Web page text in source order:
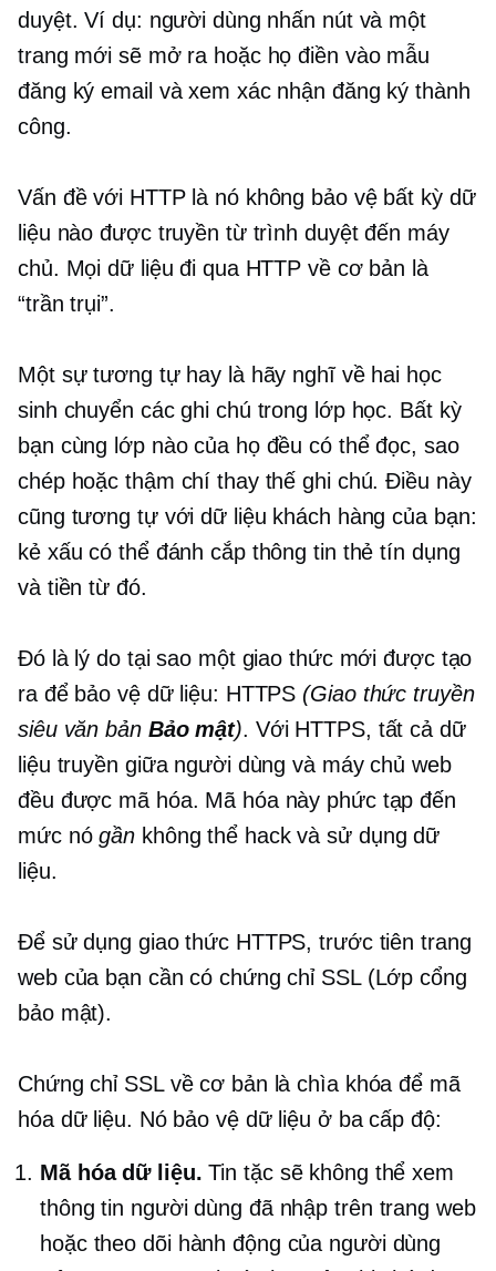
duyệt. Ví dụ: người dùng nhấn nút và một
trang mới sẽ mở ra hoặc họ điền vào mẫu
đăng ký email và xem xác nhận đăng ký thành
công.
Vấn đề với HTTP là nó không bảo vệ bất kỳ dữ
liệu nào được truyền từ trình duyệt đến máy
chủ. Mọi dữ liệu đi qua HTTP về cơ bản là
“trần trụi”.
Một sự tương tự hay là hãy nghĩ về hai học
sinh chuyển các ghi chú trong lớp học. Bất kỳ
bạn cùng lớp nào của họ đều có thể đọc, sao
chép hoặc thậm chí thay thế ghi chú. Điều này
cũng tương tự với dữ liệu khách hàng của bạn:
kẻ xấu có thể đánh cắp thông tin thẻ tín dụng
và tiền từ đó.
Đó là lý do tại sao một giao thức mới được tạo
ra để bảo vệ dữ liệu: HTTPS (Giao thức truyền
siêu văn bản Bảo mật). Với HTTPS, tất cả dữ
liệu truyền giữa người dùng và máy chủ web
đều được mã hóa. Mã hóa này phức tạp đến
mức nógần không thể hack và sử dụng dữ
liệu.
Để sử dụng giao thức HTTPS, trước tiên trang
web của bạn cần có chứng chỉ SSL (Lớp cổng
bảo mật).
Chứng chỉ SSL về cơ bản là chìa khóa để mã
hóa dữ liệu. Nó bảo vệ dữ liệu ở ba cấp độ:
Mã hóa dữ liệu. Tin tặc sẽ không thể xem
thông tin người dùng đã nhập trên trang web
hoặc theo dõi hành động của người dùng